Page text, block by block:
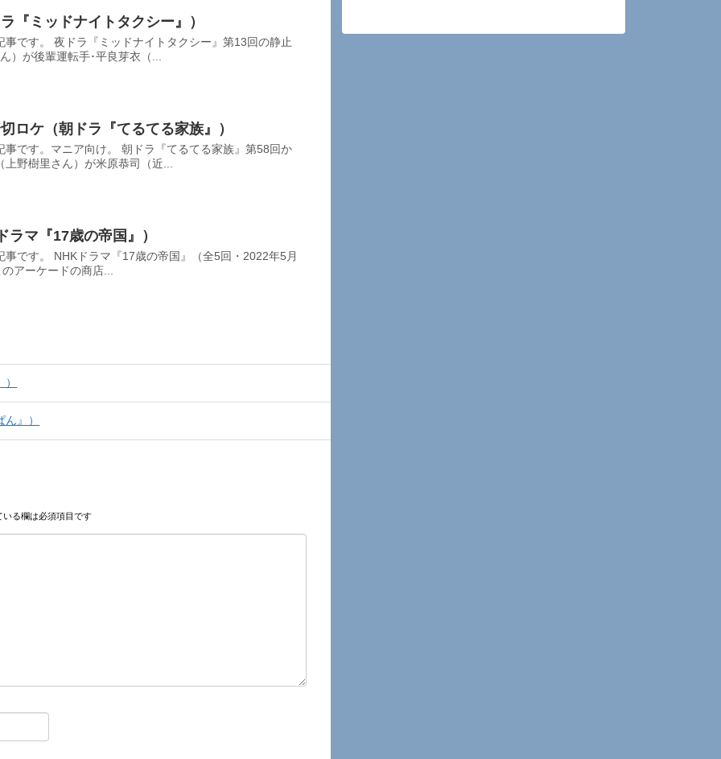
『ミッドナイトタクシー』）
事です。 夜ドラ『ミッドナイトタクシー』第13回の静止
）が後輩運転手･平良芽衣（...
ロケ（朝ドラ『てるてる家族』）
事です。マニア向け。 朝ドラ『てるてる家族』第58回か
上野樹里さん）が米原恭司（近...
マ『17歳の帝国』）
事です。 NHKドラマ『17歳の帝国』（全5回・2022年5月
アーケードの商店...
』）
いる欄は必須項目です